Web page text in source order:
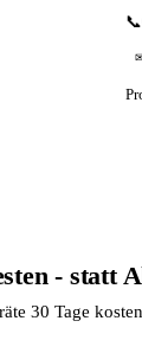
📞
- statt
30 Tage